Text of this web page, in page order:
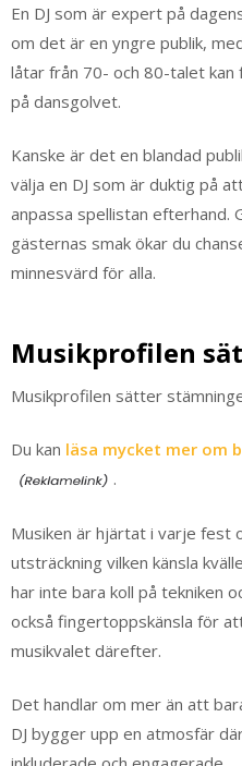
En DJ som är expert på
om det är en yngre publik,
låtar från 70- och 80-talet
på dansgolvet.
Kanske är det en blandad
välja en DJ som är duktig på
anpassa spellistan efterhand.
gästernas smak ökar du
minnesvärd för alla.
Musikprofilen
Musikprofilen sätter
Du kan läsa mycket mer om
.
Musiken är hjärtat i varje fest
utsträckning vilken känsla
har inte bara koll på tekniken
också fingertoppskänsla för
musikvalet därefter.
Det handlar om mer än att
DJ bygger upp en atmosfär